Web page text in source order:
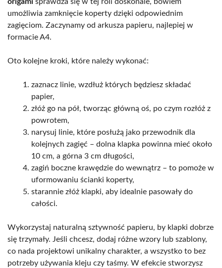
origami sprawdza się w tej roli doskonale, bowiem
umożliwia zamknięcie koperty dzięki odpowiednim
zagięciom. Zaczynamy od arkusza papieru, najlepiej w
formacie A4.
Oto kolejne kroki, które należy wykonać:
zaznacz linie, wzdłuż których będziesz składać
papier,
złóż go na pół, tworząc główną oś, po czym rozłóż z
powrotem,
narysuj linie, które posłużą jako przewodnik dla
kolejnych zagięć – dolna klapka powinna mieć około
10 cm, a górna 3 cm długości,
zagiń boczne krawędzie do wewnątrz – to pomoże w
uformowaniu ścianki koperty,
starannie złóż klapki, aby idealnie pasowały do
całości.
Wykorzystaj naturalną sztywność papieru, by klapki dobrze
się trzymały. Jeśli chcesz, dodaj różne wzory lub szablony,
co nada projektowi unikalny charakter, a wszystko to bez
potrzeby używania kleju czy taśmy. W efekcie stworzysz